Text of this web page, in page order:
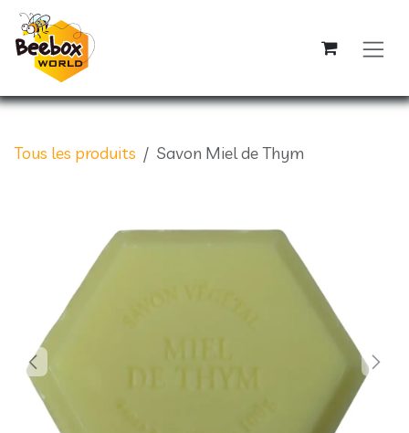
Se rendre au contenu
Tous les produits Savon Miel de Thym